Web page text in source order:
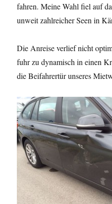
fahren. Meine Wahl fiel auf
unweit zahlreicher Seen in
Die Anreise verlief nicht
fuhr zu dynamisch in einen
die Beifahrertür unseres